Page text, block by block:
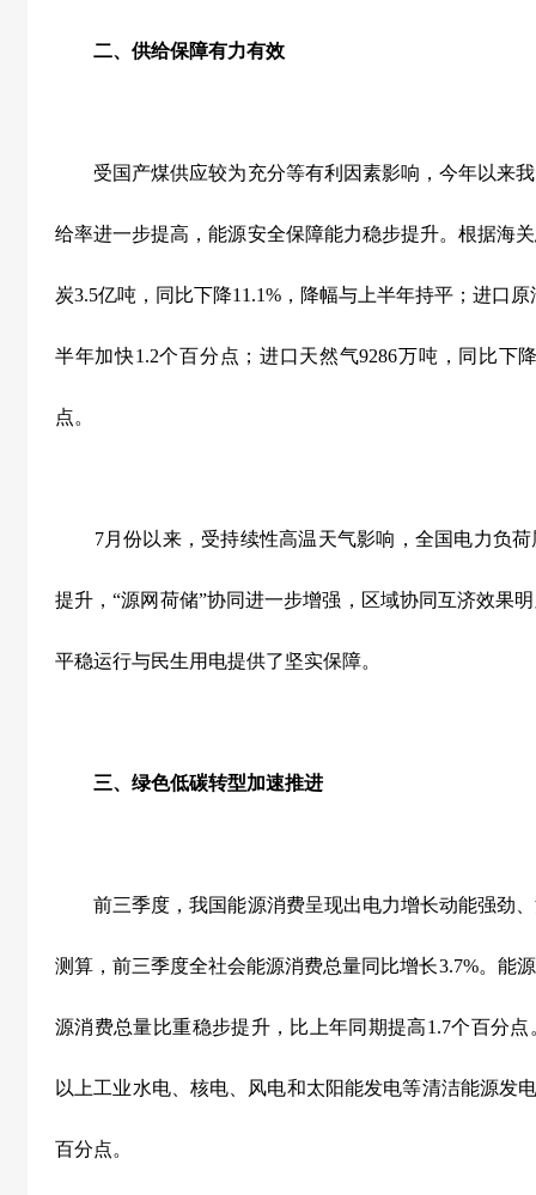
二、供给保障有力有效
受国产煤供应较为充分等有利因素影响，今年以来我
给率进一步提高，能源安全保障能力稳步提升。根据海
炭3.5亿吨，同比下降11.1% ，降幅与上半年持平；进口原
半年加快1.2个百分点；进口天然气9286万吨，同比下
点。
7月份以来，受持续性高温天气影响，全国电力负
提升，“源网荷储”协同进一步增强，区域协同互济效果
平稳运行与民生用电提供了坚实保障。
三、绿色低碳转型加速推进
前三季度，我国能源消费呈现出电力增长动能强劲、
测算，前三季度全社会能源消费总量同比增长3.7%。能
源消费总量比重稳步提升，比上年同期提高1.7个百分点
以上工业水电、核电、风电和太阳能发电等清洁能源发
百分点。